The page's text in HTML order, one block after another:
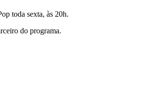
toda sexta, às 20h.
do programa.